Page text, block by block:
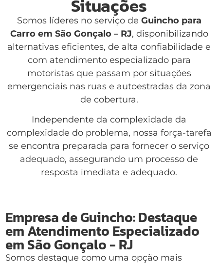
Situações
Somos líderes no serviço de Guincho para
Carro em São Gonçalo – RJ, disponibilizando
alternativas eficientes, de alta confiabilidade e
com atendimento especializado para
motoristas que passam por situações
emergenciais nas ruas e autoestradas da zona
de cobertura.
Independente da complexidade da
complexidade do problema, nossa força-tarefa
se encontra preparada para fornecer o serviço
adequado, assegurando um processo de
resposta imediata e adequado.
Empresa de Guincho: Destaque
em Atendimento Especializado
em São Gonçalo - RJ
Somos destaque como uma opção mais